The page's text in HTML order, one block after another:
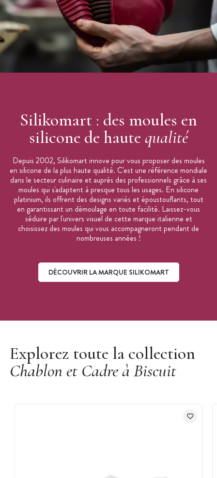
Silikomart : des moules en
silicone de hautequalité
Depuis 2002, Silikomart innove pour vous proposer des moules
en silicone de la plus haute qualité. C'est une référence mondiale
dans le secteur culinaire et auprès des professionnels grâce à ses
moules qui s'adaptent à presque tous les usages. En silicone
platinium, ils offrent des designs variés et époustouflants, tout
en garantissant un démoulage en toute facilité. Laissez-vous
séduire par l'univers visuel de cette marque italienne et
choisissez des moules qui vous accompagneront pendant de
nombreuses années !
DÉCOUVRIR LA MARQUE SILIKOMART
Explorez toute la collection
Chablon et Cadre à Biscuit